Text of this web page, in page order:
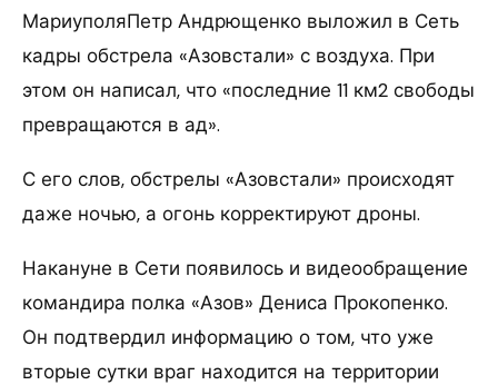
МариуполяПетр Андрющенко выложил в Сеть
кадры обстрела «Азовстали» с воздуха. При
этом он написал, что «последние 11 км2 свободы
превращаются в ад».
С его слов, обстрелы «Азовстали» происходят
даже ночью, а огонь корректируют дроны.
Накануне в Сети появилось и видеообращение
командира полка «Азов» Дениса Прокопенко.
Он подтвердил информацию о том, что уже
вторые сутки враг находится на территории